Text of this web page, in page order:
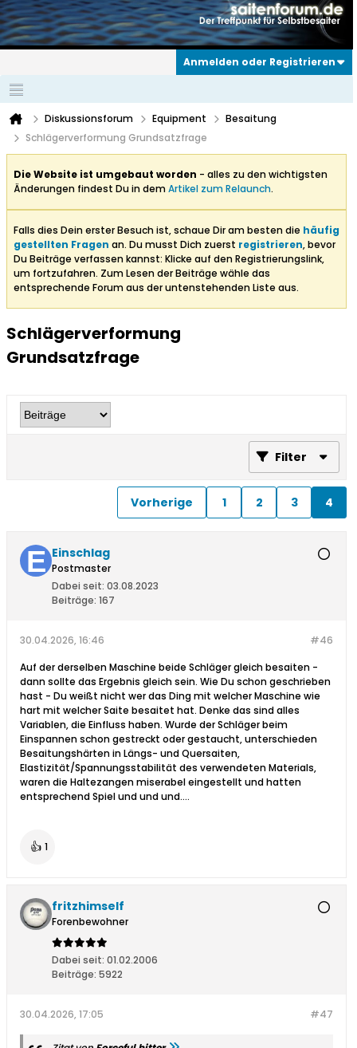
Anmelden oder Registrieren
Diskussionsforum Equipment
Besaitung
Schlägerverformung Grundsatzfrage
Die Website ist umgebaut worden - alles zu den wichtigsten
Änderungen findest Du in demArtikel zum Relaunch.
Falls dies Dein erster Besuch ist, schaue Dir am besten die häufig
gestellten Fragen an. Du musst Dich zuerst registrieren, bevor
Du Beiträge verfassen kannst: Klicke auf den Registrierungslink,
um fortzufahren. Zum Lesen der Beiträge wähle das
entsprechende Forum aus der untenstehenden Liste aus.
Schlägerverformung
Grundsatzfrage
Filter
Vorherige 1 2 3 4
Einschlag
Postmaster
Dabei seit: 03.08.2023
Beiträge: 167
#46
30.04.2026, 16:46
Auf der derselben Maschine beide Schläger gleich besaiten -
dann sollte das Ergebnis gleich sein. Wie Du schon geschrieben
hast - Du weißt nicht wer das Ding mit welcher Maschine wie
hart mit welcher Saite besaitet hat. Denke das sind alles
Variablen, die Einfluss haben. Wurde der Schläger beim
Einspannen schon gestreckt oder gestaucht, unterschieden
Besaitungshärten in Längs- und Quersaiten,
Elastizität/Spannungsstabilität des verwendeten Materials,
waren die Haltezangen miserabel eingestellt und hatten
entsprechend Spiel und und und….
👍 1
fritzhimself
Forenbewohner
Dabei seit: 01.02.2006
Beiträge: 5922
#47
30.04.2026, 17:05